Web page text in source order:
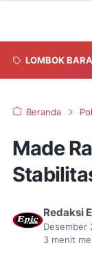
LOMBOK
Beranda
Made
Redaksi
Desember
3 menit